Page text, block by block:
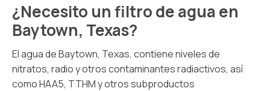
¿Necesito un filtro de agua en
Baytown, Texas?
El agua de Baytown, Texas, contiene niveles de
nitratos, radio y otros contaminantes radiactivos, así
como HAA5, TTHM y otros subproductos